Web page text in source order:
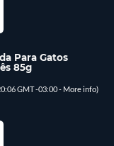
Para Gatos
85g
GMT -03:00 - More info)